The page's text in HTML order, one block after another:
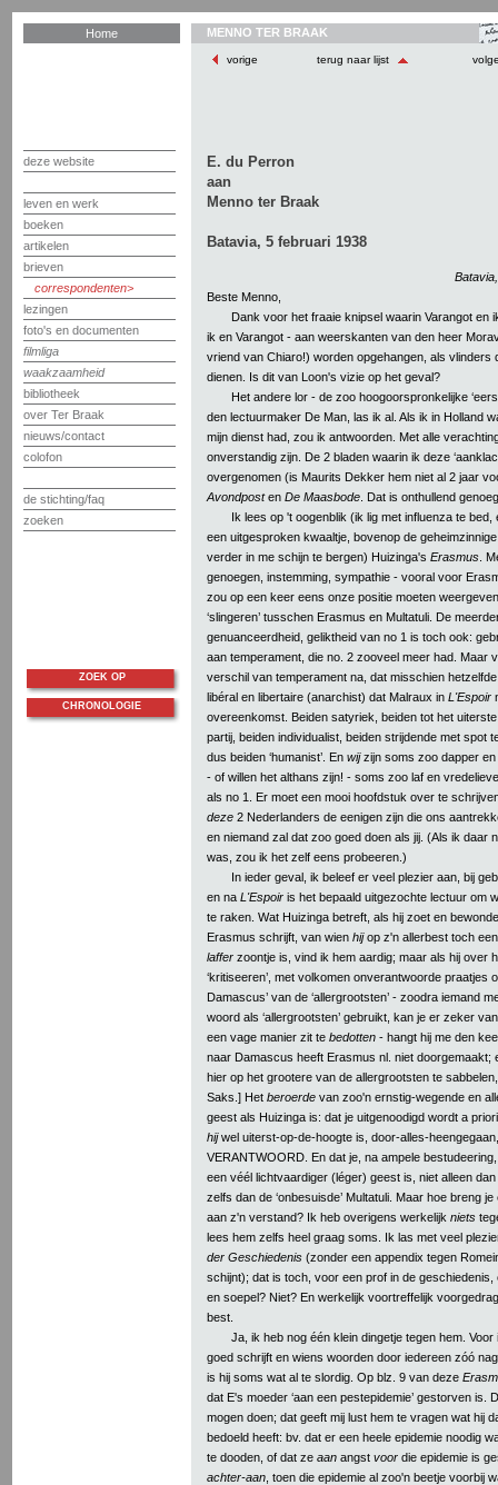
Home
deze website
leven en werk
boeken
artikelen
brieven
correspondenten
lezingen
foto's en documenten
filmliga
waakzaamheid
bibliotheek
over Ter Braak
nieuws/contact
colofon
de stichting/faq
zoeken
MENNO TER BRAAK
vorige terug naar lijst
E. du Perron
aan
Menno ter Braak
Batavia, 5 februari 1938
Beste Menno,
Dank voor het fraaie knipsel waarin Varangot en
ik en Varangot - aan weerskanten van den heer
vriend van Chiaro!) worden opgehangen, als vlinders
dienen. Is dit van Loon's vizie op het geval?
Het andere lor - de zoo hoogoorspronkelijke
den lectuurmaker De Man, las ik al. Als ik in Holland
mijn dienst had, zou ik antwoorden. Met alle
onverstandig zijn. De 2 bladen waarin ik deze
overgenomen (is Maurits Dekker hem niet al 2 jaar
Avondposten De Maasbode . Dat is onthullend
Ik lees op 't oogenblik (ik lig met influenza te bed,
een uitgesproken kwaaltje, bovenop de
verder in me schijn te bergen) Huizinga's Erasmus .
genoegen, instemming, sympathie - vooral voor
zou op een keer eens onze positie moeten
‘slingeren’ tusschen Erasmus en Multatuli. De
genuanceerdheid, geliktheid van no 1 is toch ook:
aan temperament, die no. 2 zooveel meer had. Maar
verschil van temperament na, dat misschien
libéral en libertaire (anarchist) dat Malraux in L'Espoir
overeenkomst. Beiden satyriek, beiden tot het
partij, beiden individualist, beiden strijdende met spot
dus beiden ‘humanist’. En wijzijn soms zoo dapper
- of willen het althans zijn! - soms zoo laf en
als no 1. Er moet een mooi hoofdstuk over te
deze 2 Nederlanders de eenigen zijn die ons
en niemand zal dat zoo goed doen als jij. (Als ik daar
was, zou ik het zelf eens probeeren.)
In ieder geval, ik beleef er veel plezier aan, bij
en na L'Espoir is het bepaald uitgezochte lectuur om
te raken. Wat Huizinga betreft, als hij zoet en
Erasmus schrijft, van wien hijop z'n allerbest toch
laffer zoontje is, vind ik hem aardig; maar als hij over
‘kritiseeren’, met volkomen onverantwoorde praatjes
Damascus’ van de ‘allergrootsten’ - zoodra iemand
woord als ‘allergrootsten’ gebruikt, kan je er zeker
een vage manier zit te bedotten - hangt hij me den
naar Damascus heeft Erasmus nl. niet doorgemaakt;
hier op het grootere van de allergrootsten te
Saks.] Het beroerde van zoo'n ernstig-wegende en
geest als Huizinga is: dat je uitgenoodigd wordt a
hijwel uiterst-op-de-hoogte is, door-alles-
VERANTWOORD. En dat je, na ampele
een véél lichtvaardiger (léger) geest is, niet alleen
zelfs dan de ‘onbesuisde’ Multatuli. Maar hoe breng
aan z'n verstand? Ik heb overigens werkelijk niets
lees hem zelfs heel graag soms. Ik las met veel
der Geschiedenis (zonder een appendix tegen
schijnt); dat is toch, voor een prof in de geschiedenis,
en soepel? Niet? En werkelijk voortreffelijk
best.
Ja, ik heb nog één klein dingetje tegen hem. Voor
goed schrijft en wiens woorden door iedereen zóó
is hij soms wat al te slordig. Op blz. 9 van deze
dat E's moeder ‘aan een pestepidemie’ gestorven is.
mogen doen; dat geeft mij lust hem te vragen wat hij
bedoeld heeft: bv. dat er een heele epidemie noodig
te dooden, of dat ze aan angst voor die epidemie is
achter-aan , toen die epidemie al zoo'n beetje voorbij
ZOEK OP
CHRONOLOGIE